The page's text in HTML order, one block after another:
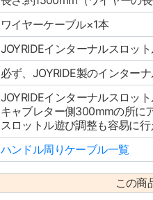
ワイヤーケーブル×1本
JOYRIDEインターナルスロッ
必ず、JOYRIDE製のインター
JOYRIDEインターナルスロッ
キャブレター側300mmの所に
スロットル遊び調整も容易に
ハンドル周りケーブル一覧
この商